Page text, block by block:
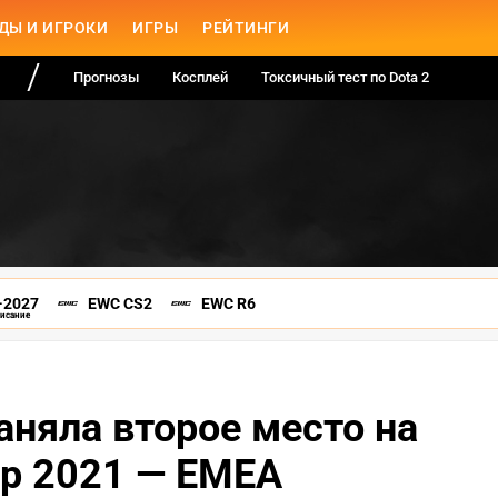
И ИГРОКИ ИГРЫ РЕЙТИНГИ
Прогнозы Косплей Токсичный тест по Dota 2
EWC CS2 EWC R6
второе место на
2021 — EMEA